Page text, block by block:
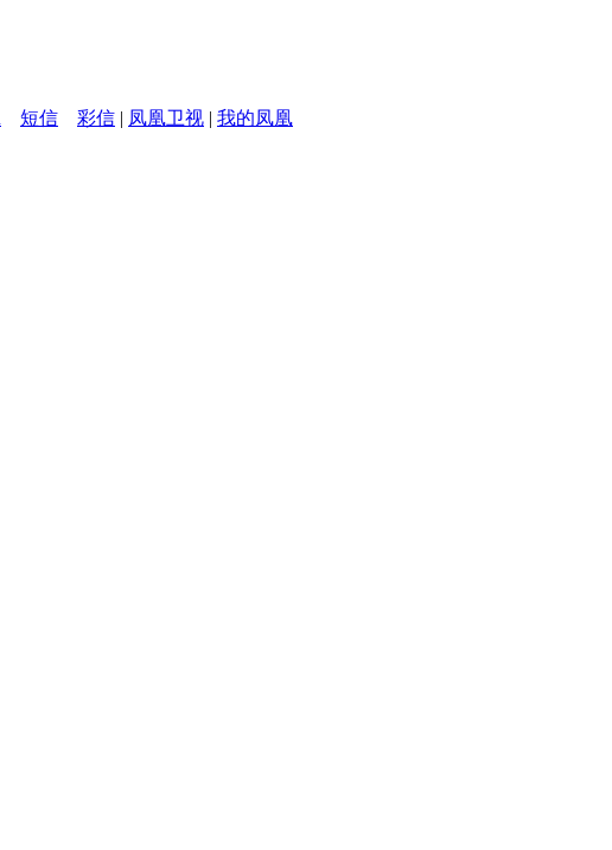
短信 彩信 | 凤凰卫视 | 我的凤凰